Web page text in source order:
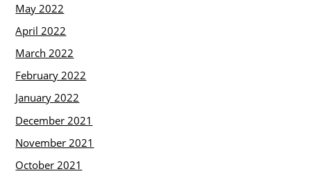
May 2022
April 2022
March 2022
February 2022
January 2022
December 2021
November 2021
October 2021